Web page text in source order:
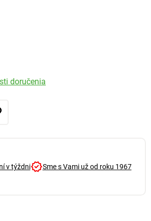
doručenia
v týždni Sme s Vami už od roku 1967